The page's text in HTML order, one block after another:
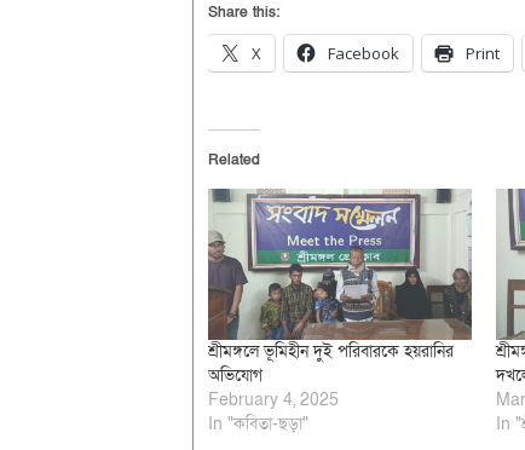
Share this:
X Facebook Print
Related
শ্রীমঙ্গলে ভূমিহীন দুই পরিবারকে হয়রানির
অভিযোগ
February 4, 2025
In "কবিতা-ছড়া"
In